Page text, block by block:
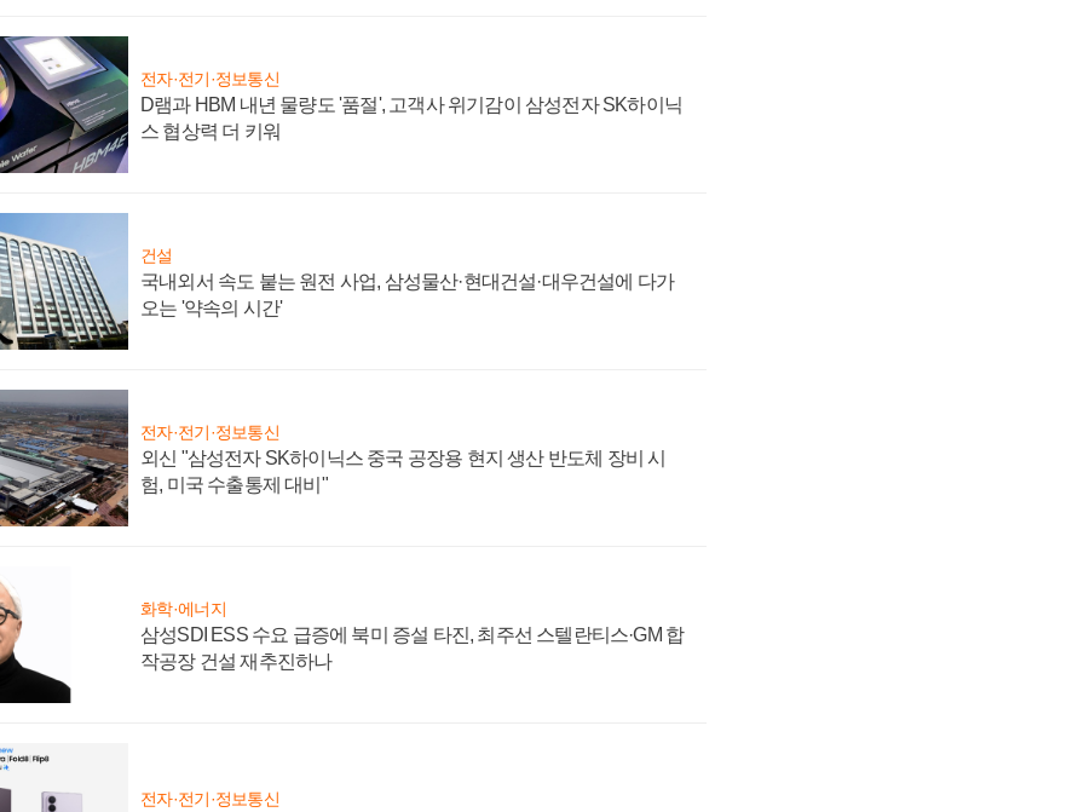
전자·전기·정보통신
D램과 HBM 내년 물량도 '품절', 고객사 위기감이 삼성전자 SK하이닉
스 협상력 더 키워
건설
국내외서 속도 붙는 원전 사업, 삼성물산·현대건설·대우건설에 다가
오는 '약속의 시간'
전자·전기·정보통신
외신 "삼성전자 SK하이닉스 중국 공장용 현지 생산 반도체 장비 시
험, 미국 수출통제 대비"
화학·에너지
삼성SDI ESS 수요 급증에 북미 증설 타진, 최주선 스텔란티스·GM 합
작공장 건설 재추진하나
전자·전기·정보통신